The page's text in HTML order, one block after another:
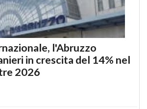
l'Abruzzo
in crescita del 14% nel
2026